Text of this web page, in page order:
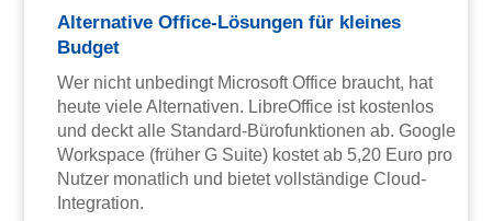
Alternative Office-Lösungen für kleines
Budget
Wer nicht unbedingt Microsoft Office braucht, hat
heute viele Alternativen. LibreOffice ist kostenlos
und deckt alle Standard-Bürofunktionen ab. Google
Workspace (früher G Suite) kostet ab 5,20 Euro pro
Nutzer monatlich und bietet vollständige Cloud-
Integration.